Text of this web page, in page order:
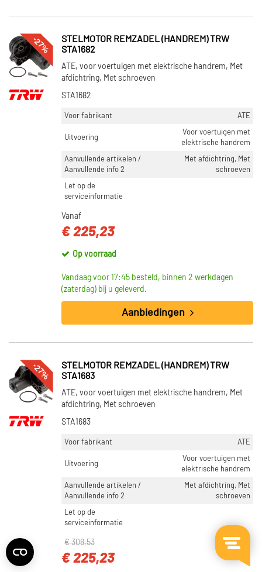
-27%
STELMOTOR REMZADEL (HANDREM) TRW
STA1682
ATE, voor voertuigen met elektrische handrem, Met
afdichtring, Met schroeven
STA1682
Voor fabrikant ATE
Uitvoering
Voor voertuigen met
elektrische handrem
Aanvullende artikelen /
Aanvullende info 2
Met afdichtring, Met
schroeven
Let op de
serviceinformatie
Vanaf
€ 225,23
Op voorraad
Vandaag voor 17:45 besteld, binnen 2 werkdagen
(zaterdag) bij u geleverd.
Aanbiedingen
-27%
STELMOTOR REMZADEL (HANDREM) TRW
STA1683
ATE, voor voertuigen met elektrische handrem, Met
afdichtring, Met schroeven
STA1683
Voor fabrikant ATE
Uitvoering
Voor voertuigen met
elektrische handrem
Aanvullende artikelen /
Aanvullende info 2
Met afdichtring, Met
schroeven
Let op de
serviceinformatie
€ 308,53
€ 225,23